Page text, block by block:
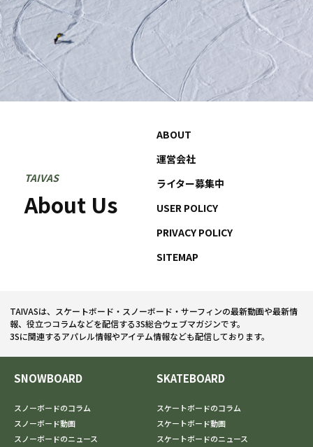
TAIVAS
About Us
ABOUT
運営会社
ライター募集中
USER POLICY
PRIVACY POLICY
SITEMAP
TAIVASは、スケートボード・スノーボード・サーフィンの最新動画や最新情
報、役立つコラムなどを配信する3S総合ウェブマガジンです。
3Sに関連するアパレル情報やアイテム情報なども配信しております。
SNOWBOARD
スノーボードのコラム
スノーボード動画
スノーボードのニュース
SKATEBOARD
スケートボードのコラム
スケートボード動画
スケートボードのニュース